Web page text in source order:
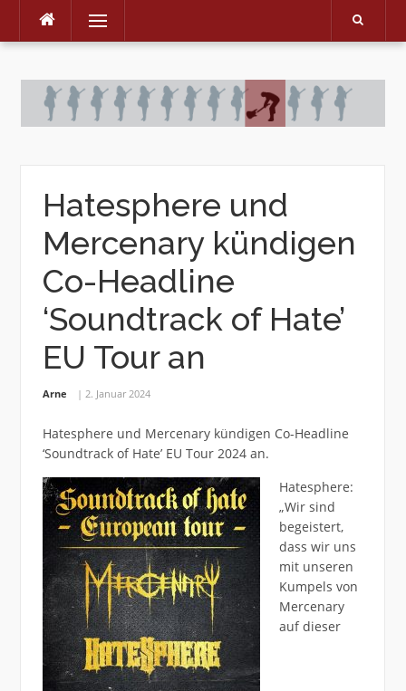
Skip
Menu
Hatesphere und
Mercenary kündigen
Co-Headline
‘Soundtrack of Hate’
EU Tour an
Arne 2. Januar 2024
Hatesphere und Mercenary kündigen Co-Headline
‘Soundtrack of Hate’ EU Tour 2024 an.
Hatesphere:
„Wir sind
begeistert,
dass wir uns
mit unseren
Kumpels von
Mercenary
auf dieser